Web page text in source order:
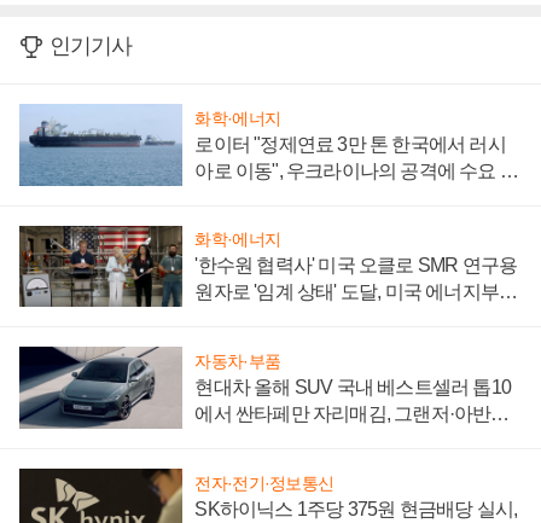
인기기사
화학·에너지
로이터 "정제연료 3만 톤 한국에서 러시
아로 이동", 우크라이나의 공격에 수요 늘
화학·에너지
'한수원 협력사' 미국 오클로 SMR 연구용
원자로 '임계 상태' 도달, 미국 에너지부
자동차·부품
현대차 올해 SUV 국내 베스트셀러 톱10
에서 싼타페만 자리매김, 그랜저·아반떼
전자·전기·정보통신
SK하이닉스 1주당 375원 현금배당 실시,